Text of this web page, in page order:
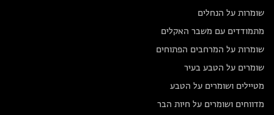
שומרות על הנחלים
מתמודדים עם משבר האקלים
שומרות על המרחבים הפתוחים
שומרים על הטבע בעיר
מטיילים ושומרים על הטבע
מדווחים ושומרים על חיות הבר